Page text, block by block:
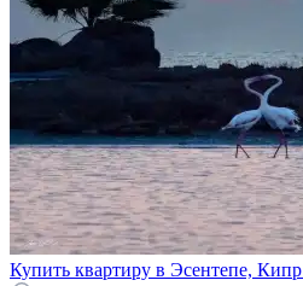
Купить квартиру в Эсентепе, Кипр